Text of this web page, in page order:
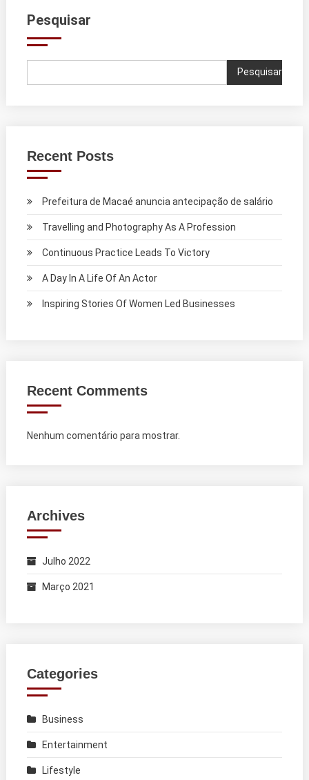
Pesquisar
Pesquisar
Recent Posts
Prefeitura de Macaé anuncia antecipação de salário
Travelling and Photography As A Profession
Continuous Practice Leads To Victory
A Day In A Life Of An Actor
Inspiring Stories Of Women Led Businesses
Recent Comments
Nenhum comentário para mostrar.
Archives
Julho 2022
Março 2021
Categories
Business
Entertainment
Lifestyle